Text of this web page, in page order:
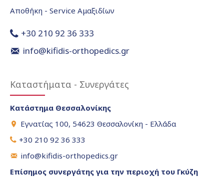
Αποθήκη - Service Αμαξιδίων
+30 210 92 36 333
info@kifidis-orthopedics.gr
Καταστήματα - Συνεργάτες
Κατάστημα Θεσσαλονίκης
Εγνατίας 100, 54623 Θεσσαλονίκη - Ελλάδα
+30 210 92 36 333
info@kifidis-orthopedics.gr
Επίσημος συνεργάτης για την περιοχή του Γκύζη